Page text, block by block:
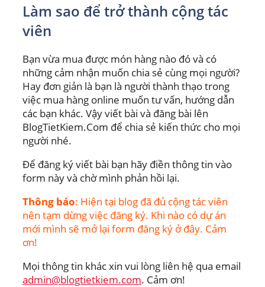
Làm sao để trở thành cộng tác
viên
Bạn vừa mua được món hàng nào đó và có
những cảm nhận muốn chia sẻ cùng mọi người?
Hay đơn giản là bạn là người thành thạo trong
việc mua hàng online muốn tư vấn, hướng dẫn
các bạn khác. Vậy viết bài và đăng bài lên
BlogTietKiem.Com để chia sẻ kiến thức cho mọi
người nhé.
Để đăng ký viết bài bạn hãy điền thông tin vào
form này và chờ mình phản hồi lại.
Thông báo: Hiện tại blog đã đủ cộng tác viên
nên tạm dừng việc đăng ký. Khi nào có dự án
mới mình sẽ mở lại form đăng ký ở đây. Cảm
ơn!
Mọi thông tin khác xin vui lòng liên hệ qua email
admin@blogtietkiem.com. Cảm ơn!